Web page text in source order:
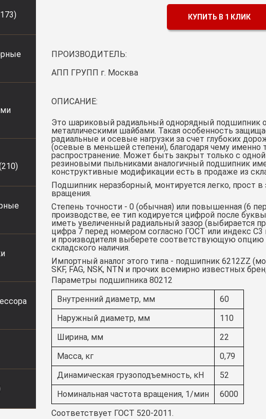
КУПИТЬ В 1 КЛИК
ПРОИЗВОДИТЕЛЬ:
АПП ГРУПП г. Москва
ОПИСАНИЕ:
Это шариковый радиальный однорядный подшипник
металлическими шайбами. Такая особенность
радиальные и осевые нагрузки за счет глубоких
(осевые в меньшей степени), благодаря чему
распространение. Может быть закрыт только с
резиновыми пыльниками аналогичный подшипник
конструктивные модификации есть в продаже из
Подшипник неразборный, монтируется легко, прост
вращения.
Степень точности - 0 (обычная) или повышенная (6
производстве, ее тип кодируется цифрой после
иметь увеличенный радиальный зазор (выбирается
цифра 7 перед номером согласно ГОСТ или индекс
и производителя выберете соответствующую опцию
складского наличия.
Импортный аналог этого типа - подшипник 6212ZZ
SKF, FAG, NSK, NTN и прочих всемирно известных
Параметры подшипника 80212
Внутренний диаметр, мм
60
Наружный диаметр, мм
110
Ширина, мм
22
Масса, кг
0,79
Динамическая грузоподъемность, кН
52
Номинальная частота вращения, 1/мин
6000
Соответствует ГОСТ 520-2011.